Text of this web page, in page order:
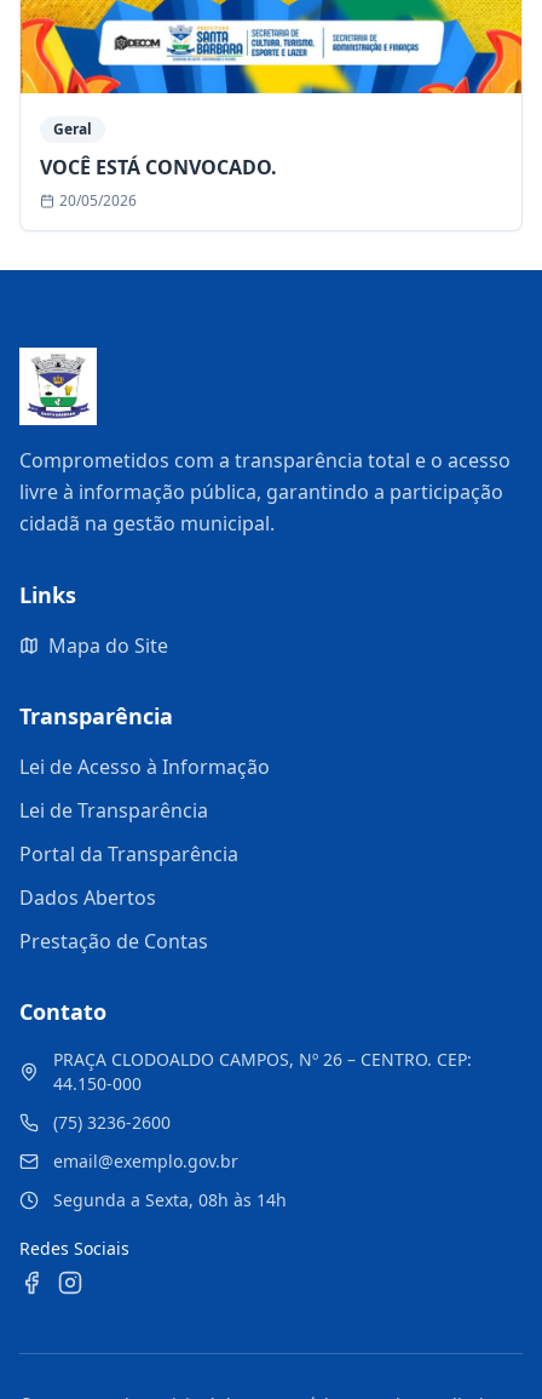
Geral
VOCÊ ESTÁ CONVOCADO.
20/05/2026
Comprometidos com a transparência total e o acesso
livre à informação pública, garantindo a participação
cidadã na gestão municipal.
Links
Mapa do Site
Transparência
Lei de Acesso à Informação
Lei de Transparência
Portal da Transparência
Dados Abertos
Prestação de Contas
Contato
PRAÇA CLODOALDO CAMPOS, Nº 26 – CENTRO. CEP:
44.150-000
(75) 3236-2600
email@exemplo.gov.br
Segunda a Sexta, 08h às 14h
Redes Sociais